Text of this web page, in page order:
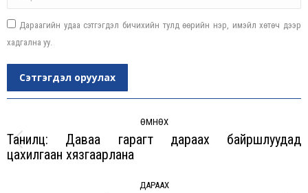
Дараагийн удаа сэтгэгдэл бичихийн тулд өөрийн нэр, имэйл хөтөч дээр
хадгална уу.
Сэтгэгдэл оруулах
ӨМНӨХ
Previous
Танилц: Даваа гарагт дараах байршлуудад
цахилгаан хязгаарлана
ДАРААХ